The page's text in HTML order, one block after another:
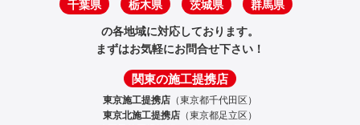
千葉県 栃木県 茨城県 群馬県
の各地域に対応しております。
まずはお気軽にお問合せ下さい！
関東の施工提携店
東京施工提携店 （東京都千代田区）
東京北施工提携店 （東京都足立区）